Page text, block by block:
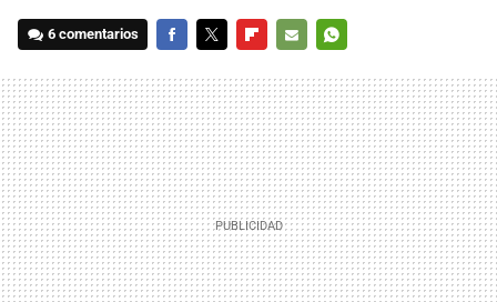
6 comentarios
MAIL